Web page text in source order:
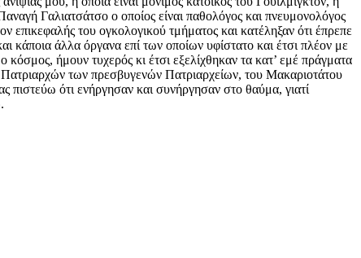
Γαλιατσάτσο ο οποίος είναι παθολόγος και πνευμονολόγος
του ογκολογικού τμήματος και κατέληξαν ότι έπρεπε
κάποια άλλα όργανα επί των οποίων υφίστατο και έτσι πλέον με
ήμουν τυχερός κι έτσι εξελίχθηκαν τα κατ’ εμέ πράγματα
των πρεσβυγενών Πατριαρχείων, του Μακαριοτάτου
ότι ενήργησαν και συνήργησαν στο θαύμα, γιατί